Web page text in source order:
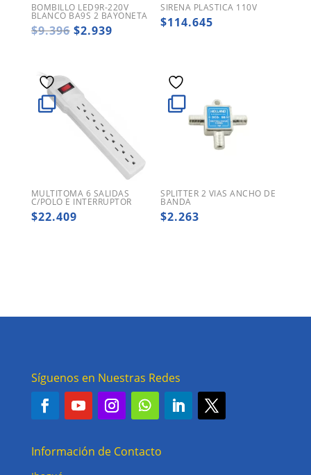
BOMBILLO LED9R-220V
BLANCO BA9S 2 BAYONETA
$9.396 El
$9.396.
$2.939El
SIRENA PLASTICA 110V
$114.645
MULTITOMA 6 SALIDAS
C/POLO E INTERRUPTOR
$22.409
SPLITTER 2 VIAS ANCHO DE
BANDA
$2.263
Síguenos en Nuestras Redes
Información de Contacto